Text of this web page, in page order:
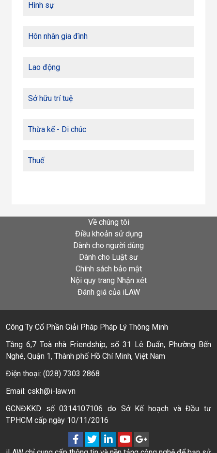
Hình sự
Hôn nhân gia đình
Lao động
Sở hữu trí tuệ
Thừa kế - Di chúc
Thuế
Về chúng tôi
Điều khoản sử dụng
Dành cho người dùng
Dành cho Luật sư
Chính sách bảo mật
Nội quy trang Nhận xét
Đánh giá của iLAW
Công Ty Cổ Phần Giải Pháp Pháp Lý Thông Minh
Tầng 6,7 Toà nhà Friendship, số 31 Lê Duẩn, Phường Bến
Nghé, Quận 1, Thành phố Hồ Chí Minh, Việt Nam
Điện thoại: (028) 7303 2868
Email: cskh@i-law.vn
GCNĐKKD số 0314107106 do Sở Kế hoạch và Đầu tư
TPHCM cấp ngày 10/11/2016